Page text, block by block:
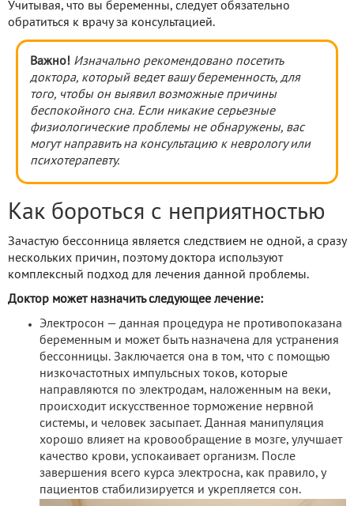
Учитывая, что вы беременны, следует обязательно
обратиться к врачу за консультацией.
Важно! Изначально рекомендовано посетить
доктора, который ведет вашу беременность, для
того, чтобы он выявил возможные причины
беспокойного сна. Если никакие серьезные
физиологические проблемы не обнаружены, вас
могут направить на консультацию к неврологу или
психотерапевту.
Как бороться с неприятностью
Зачастую бессонница является следствием не одной, а сразу
нескольких причин, поэтому доктора используют
комплексный подход для лечения данной проблемы.
Доктор может назначить следующее лечение:
Электросон — данная процедура не противопоказана
беременным и может быть назначена для устранения
бессонницы. Заключается она в том, что с помощью
низкочастотных импульсных токов, которые
направляются по электродам, наложенным на веки,
происходит искусственное торможение нервной
системы, и человек засыпает. Данная манипуляция
хорошо влияет на кровообращение в мозге, улучшает
качество крови, успокаивает организм. После
завершения всего курса электросна, как правило, у
пациентов стабилизируется и укрепляется сон.